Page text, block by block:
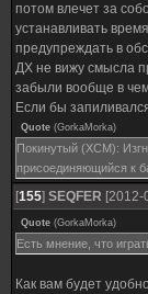
потом влечет за
устанавливать
предупреждать в
ДХ не вижу смысла
забыли вообще в
Если бы
Quote (GorkaMorka)
Покинутый (ХСМ):
присоединяющийся к
[155] SEQFER [2012-
Quote (GorkaMorka)
Есть мнение, что
Как вам будет